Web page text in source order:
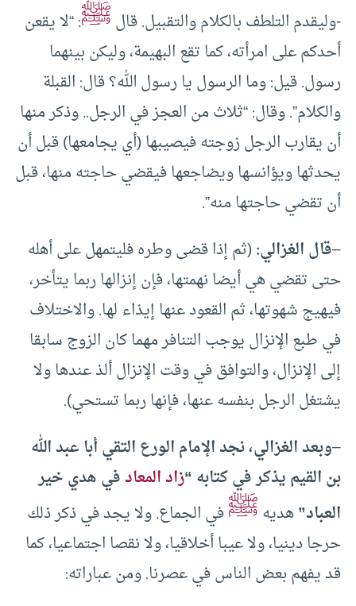
-وليقدم التلطف بالكلام والتقبيل. قالﷺ: “لا يقعن
أحدكم على امرأته، كما تقع البهيمة، وليكن بينهما
رسول. قيل: وما الرسول يا رسول الله؟ قال: القبلة
والكلام”. وقال: “ثلاث من العجز في الرجل.. وذكر منها
أن يقارب الرجل زوجته فيصيبها (أي يجامعها) قبل أن
يحدثها ويؤانسها ويضاجعها فيقضي حاجته منها، قبل
أن تقضي حاجتها منه”.
–قال الغزالي:(ثم إذا قضى وطره فليتمهل على أهله
حتى تقضي هي أيضا نهمتها، فإن إنزالها ربما يتأخر،
فيهيج شهوتها، ثم القعود عنها إيذاء لها. والاختلاف
في طبع الإنزال يوجب التنافر مهما كان الزوج سابقا
إلى الإنزال، والتوافق في وقت الإنزال ألذ عندها ولا
يشتغل الرجل بنفسه عنها، فإنها ربما تستحي).
–وبعد الغزالي، نجد الإمام الورع التقي أبا عبد الله
بن القيم يذكر في كتابه “زاد المعادفي هدي خير
العباد”هديهﷺفي الجماع. ولا يجد في ذكر ذلك
حرجا دينيا، ولا عيبا أخلاقيا، ولا نقصا اجتماعيا، كما
قد يفهم بعض الناس في عصرنا. ومن عباراته: